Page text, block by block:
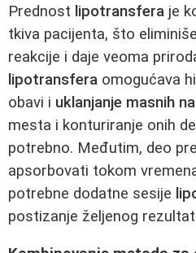
Prednost lipotransfera je
tkiva pacijenta, što
reakcije i daje veoma
lipotransfera omogućava
obavi i uklanjanje masnih
mesta i konturiranje onih
potrebno. Međutim, deo
apsorbovati tokom
potrebne dodatne sesije
postizanje željenog